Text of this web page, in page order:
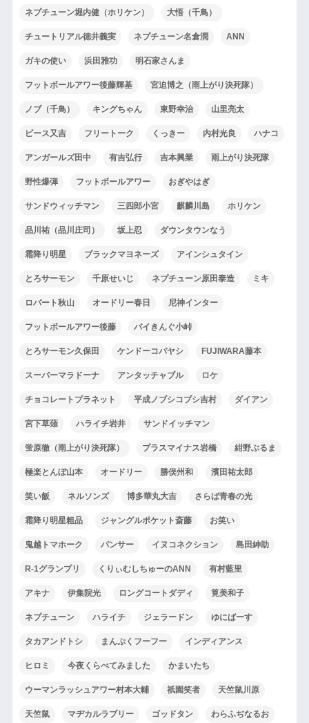
ネプチューン堀内健（ホリケン） 大悟（千鳥）
チュートリアル徳井義実 ネプチューン名倉潤 ANN
ガキの使い 浜田雅功 明石家さんま
フットボールアワー後藤輝基 宮迫博之（雨上がり決死隊）
ノブ（千鳥） キングちゃん 東野幸治 山里亮太
ピース又吉 フリートーク くっきー 内村光良 ハナコ
アンガールズ田中 有吉弘行 吉本興業 雨上がり決死隊
野性爆弾 フットボールアワー おぎやはぎ
サンドウィッチマン 三四郎小宮 麒麟川島 ホリケン
品川祐（品川庄司） 坂上忍 ダウンタウンなう
霜降り明星 ブラックマヨネーズ アインシュタイン
とろサーモン 千原せいじ ネプチューン原田泰造 ミキ
ロバート秋山 オードリー春日 尼神インター
フットボールアワー後藤 バイきんぐ小峠
とろサーモン久保田 ケンドーコバヤシ FUJIWARA藤本
スーパーマラドーナ アンタッチャブル ロケ
チョコレートプラネット 平成ノブシコブシ吉村 ダイアン
宮下草薙 ハライチ岩井 サンドイッチマン
蛍原徹（雨上がり決死隊） プラスマイナス岩橋 紺野ぶるま
極楽とんぼ山本 オードリー 勝俣州和 濱田祐太郎
笑い飯 ネルソンズ 博多華丸大吉 さらば青春の光
霜降り明星粗品 ジャングルポケット斎藤 お笑い
鬼越トマホーク パンサー イヌコネクション 島田紳助
R-1グランプリ くりぃむしちゅーのANN 有村藍里
アキナ 伊集院光 ロングコートダディ 筧美和子
ネプチューン ハライチ ジェラードン ゆにばーす
タカアンドトシ まんぷくフーフー インディアンス
ヒロミ 今夜くらべてみました かまいたち
ウーマンラッシュアワー村本大輔 祇園笑者 天竺鼠川原
天竺鼠 マヂカルラブリー ゴッドタン わらふぢなるお